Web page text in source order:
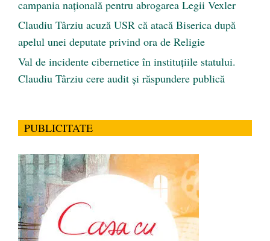
campania națională pentru abrogarea Legii Vexler
Claudiu Târziu acuză USR că atacă Biserica după
apelul unei deputate privind ora de Religie
Val de incidente cibernetice în instituțiile statului.
Claudiu Târziu cere audit și răspundere publică
PUBLICITATE